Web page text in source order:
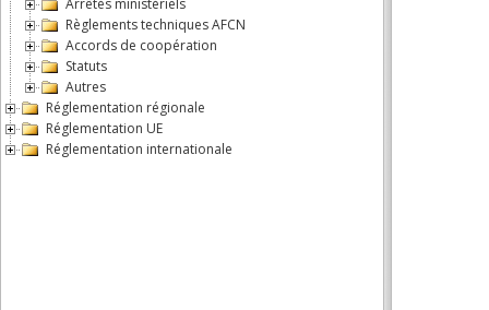
Arrêtés ministériels
Règlements techniques AFCN
Accords de coopération
Statuts
Autres
Réglementation régionale
Réglementation UE
Réglementation internationale